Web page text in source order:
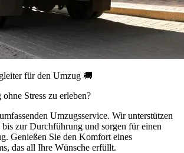
für den Umzug 🚚
Stress zu erleben?
Umzugsservice. Wir unterstützen
zur Durchführung und sorgen für einen
Genießen Sie den Komfort eines
das all Ihre Wünsche erfüllt.